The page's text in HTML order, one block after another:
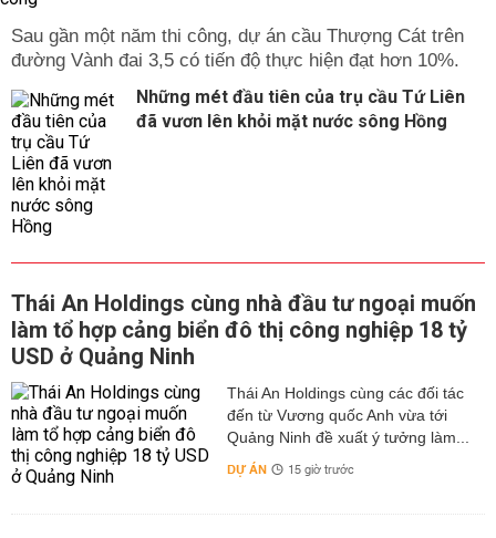
Sau gần một năm thi công, dự án cầu Thượng Cát trên
đường Vành đai 3,5 có tiến độ thực hiện đạt hơn 10%.
Những mét đầu tiên của trụ cầu Tứ Liên
đã vươn lên khỏi mặt nước sông Hồng
Thái An Holdings cùng nhà đầu tư ngoại muốn
làm tổ hợp cảng biển đô thị công nghiệp 18 tỷ
USD ở Quảng Ninh
Thái An Holdings cùng các đối tác
đến từ Vương quốc Anh vừa tới
Quảng Ninh đề xuất ý tưởng làm...
DỰ ÁN 15 giờ trước